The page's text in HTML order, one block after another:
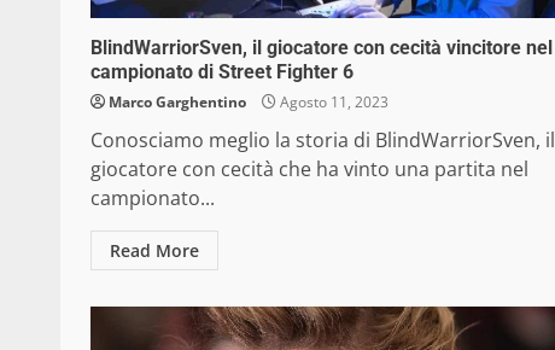
BlindWarriorSven, il giocatore con cecità vincitore nel
campionato di Street Fighter 6
Marco Garghentino Agosto 11, 2023
Conosciamo meglio la storia di BlindWarriorSven, il
giocatore con cecità che ha vinto una partita nel
campionato...
Read More